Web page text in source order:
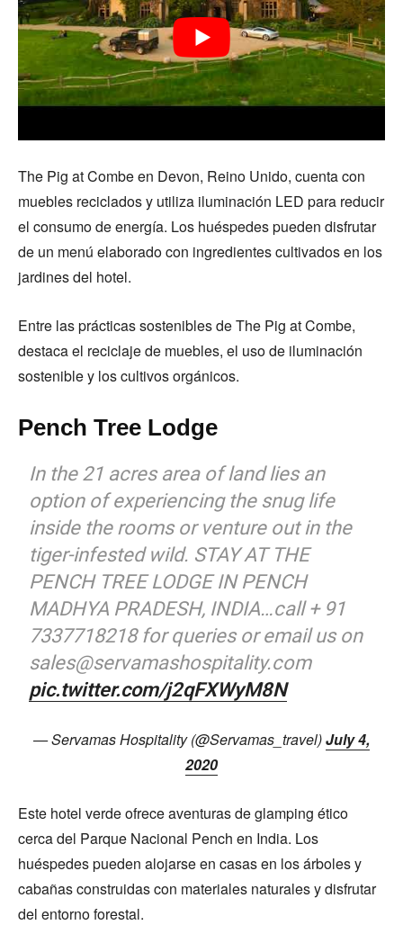
The Pig at Combe en Devon, Reino Unido, cuenta con
muebles reciclados y utiliza iluminación LED para reducir
el consumo de energía. Los huéspedes pueden disfrutar
de un menú elaborado con ingredientes cultivados en los
jardines del hotel.
Entre las prácticas sostenibles de The Pig at Combe,
destaca el reciclaje de muebles, el uso de iluminación
sostenible y los cultivos orgánicos.
Pench Tree Lodge
In the 21 acres area of land lies an
option of experiencing the snug life
inside the rooms or venture out in the
tiger-infested wild. STAY AT THE
PENCH TREE LODGE IN PENCH
MADHYA PRADESH, INDIA…call + 91
7337718218 for queries or email us on
sales@servamashospitality.com
pic.twitter.com/j2qFXWyM8N
— Servamas Hospitality (@Servamas_travel)July 4,
2020
Este hotel verde ofrece aventuras de glamping ético
cerca del Parque Nacional Pench en India. Los
huéspedes pueden alojarse en casas en los árboles y
cabañas construidas con materiales naturales y disfrutar
del entorno forestal.